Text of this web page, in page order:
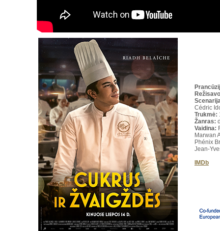
Režisavo
Cédric
Trukmė:
Žanras:
Vaidina:
Marwan
Phénix
Jean-
IMDb